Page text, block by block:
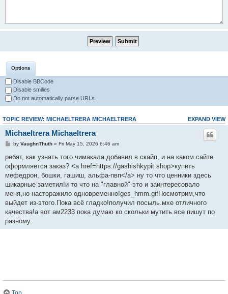
Options
Disable BBCode
Disable smilies
Do not automatically parse URLs
EXPAND VIEW
TOPIC REVIEW: MICHAELTRERA MICHAELTRERA
Michaeltrera Michaeltrera
by VaughnThuth» Fri May 15, 2026 6:46 am
ребят, как узнать того чимакала добавил в скайп, и на каком сайте
оформляется заказ? <a href=https://gashishkypit.shop>купить
мефедрон, бошки, гашиш, альфа-пвп</a> ну то что ценники здесь
шикарные заметил!и то что на "главной"-это и заинтересовало
меня,но насторажило одновременно!ges_hmm.gifПосмотрим,что
выйдет из-этого.Пока всё гладко!получил посыль.мхе отличного
качества!а вот ам2233 пока думаю ко скольки мутить.все пишут по
разному.